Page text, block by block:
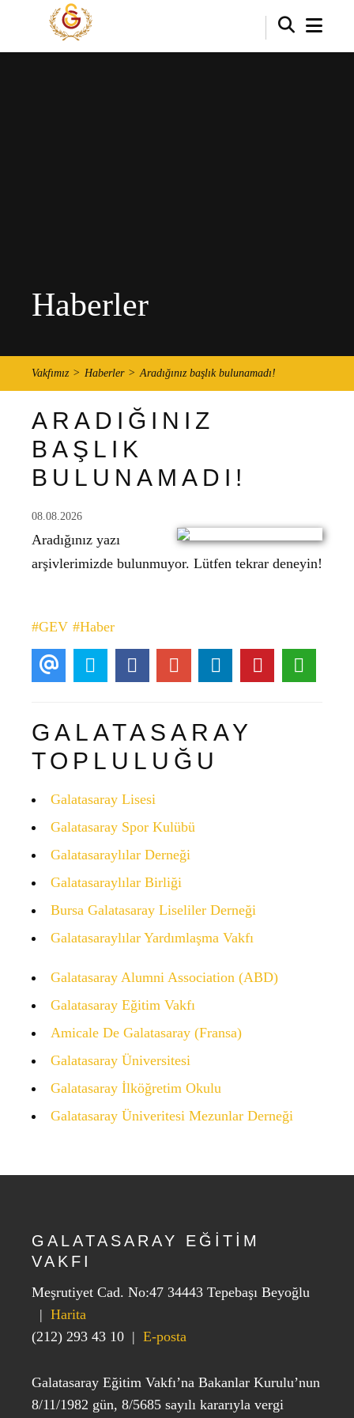
Haberler
Vakfımız Haberler Aradığınız başlık bulunamadı!
ARADIĞINIZ
BAŞLIK
BULUNAMADI!
08.08.2026
Aradığınız yazı
arşivlerimizde bulunmuyor. Lütfen tekrar deneyin!
#GEV #Haber
GALATASARAY
TOPLULUĞU
Galatasaray Lisesi
Galatasaray Spor Kulübü
Galatasaraylılar Derneği
Galatasaraylılar Birliği
Bursa Galatasaray Liseliler Derneği
Galatasaraylılar Yardımlaşma Vakfı
Galatasaray Alumni Association (ABD)
Galatasaray Eğitim Vakfı
Amicale De Galatasaray (Fransa)
Galatasaray Üniversitesi
Galatasaray İlköğretim Okulu
Galatasaray Üniveritesi Mezunlar Derneği
GALATASARAY EĞİTİM
VAKFI
Meşrutiyet Cad. No:47 34443 Tepebaşı Beyoğlu
| Harita
(212) 293 43 10 | E-posta
Galatasaray Eğitim Vakfı’na Bakanlar Kurulu’nun
8/11/1982 gün, 8/5685 sayılı kararıyla vergi